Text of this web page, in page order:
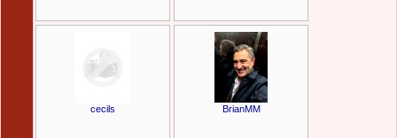
cecils BrianMM